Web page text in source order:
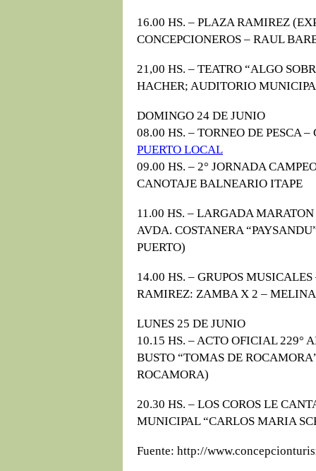
16.00 HS. – PLAZA RAMIREZ
CONCEPCIONEROS – RAUL
21,00 HS. – TEATRO “ALGO
HACHER; AUDITORIO
DOMINGO 24 DE JUNIO
08.00 HS. – TORNEO DE PESCA
PUERTO LOCAL
09.00 HS. – 2° JORNADA
CANOTAJE BALNEARIO ITAPE
11.00 HS. – LARGADA
AVDA. COSTANERA
PUERTO)
14.00 HS. – GRUPOS
RAMIREZ: ZAMBA X 2 –
LUNES 25 DE JUNIO
10.15 HS. – ACTO OFICIAL 229°
BUSTO “TOMAS DE
ROCAMORA)
20.30 HS. – LOS COROS LE
MUNICIPAL “CARLOS MARIA
Fuente: http://